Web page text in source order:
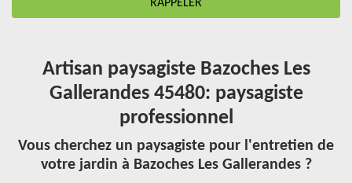
Artisan paysagiste Bazoches Les
Gallerandes 45480: paysagiste
professionnel
Vous cherchez un paysagiste pour l'entretien de
votre jardin à Bazoches Les Gallerandes ?